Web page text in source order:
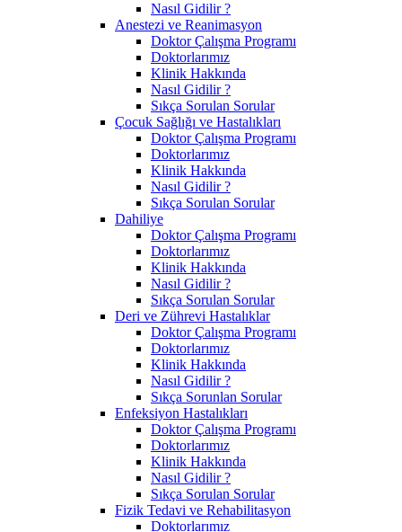
Nasıl Gidilir ?
Anestezi ve Reanimasyon
Doktor Çalışma Programı
Doktorlarımız
Klinik Hakkında
Nasıl Gidilir ?
Sıkça Sorulan Sorular
Çocuk Sağlığı ve Hastalıkları
Doktor Çalışma Programı
Doktorlarımız
Klinik Hakkında
Nasıl Gidilir ?
Sıkça Sorulan Sorular
Dahiliye
Doktor Çalışma Programı
Doktorlarımız
Klinik Hakkında
Nasıl Gidilir ?
Sıkça Sorulan Sorular
Deri ve Zührevi Hastalıklar
Doktor Çalışma Programı
Doktorlarımız
Klinik Hakkında
Nasıl Gidilir ?
Sıkça Sorunlan Sorular
Enfeksiyon Hastalıkları
Doktor Çalışma Programı
Doktorlarımız
Klinik Hakkında
Nasıl Gidilir ?
Sıkça Sorulan Sorular
Fizik Tedavi ve Rehabilitasyon
Doktorlarımız